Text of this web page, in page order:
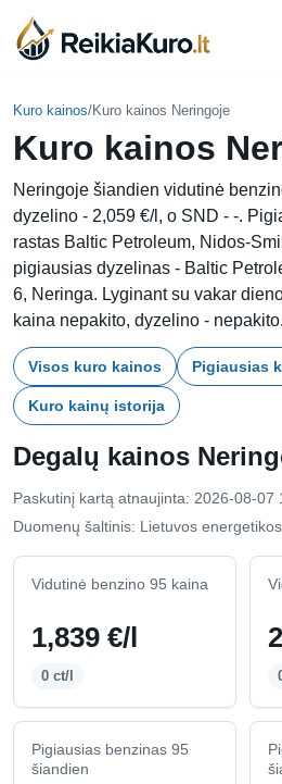
Skip
content
Kuro kainos/Kuro kainos Neringoje
Kuro kainos
Neringoje šiandien vidutinė
dyzelino - 2,059 €/l, o SND - -.
rastas Baltic Petroleum, Nidos-
pigiausias dyzelinas - Baltic
6, Neringa. Lyginant su vakar
kaina nepakito, dyzelino - nepakito.
Visos kuro kainos Pigiausias
Kuro kainų istorija
Degalų kainos
Paskutinį kartą atnaujinta: 2026-08-07
Duomenų šaltinis: Lietuvos
Vidutinė benzino 95 kaina
1,839 €/l
0 ct/l
Pigiausias benzinas 95
šiandien